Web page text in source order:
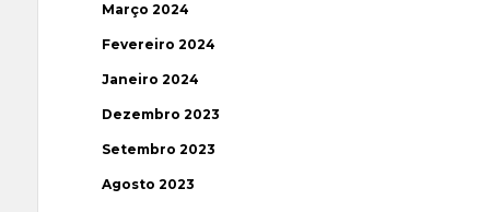
Março 2024
Fevereiro 2024
Janeiro 2024
Dezembro 2023
Setembro 2023
Agosto 2023